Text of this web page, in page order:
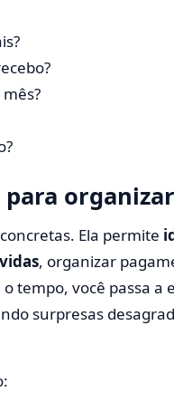
Ela permite
, organizar
tempo, você passa a
surpresas